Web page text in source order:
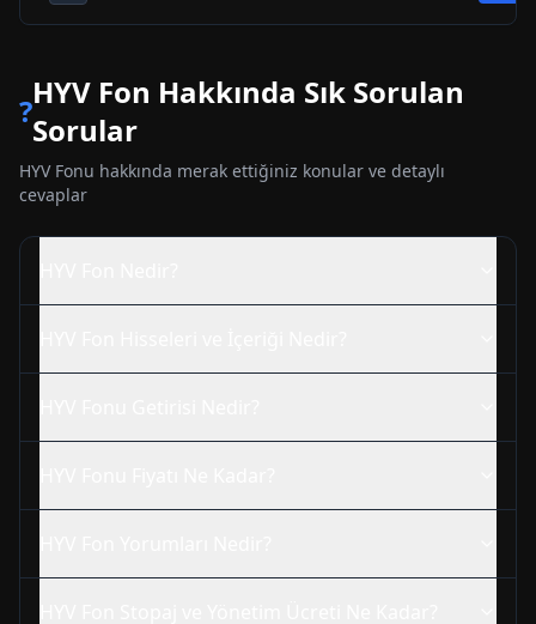
?HYV Fon Hakkında Sık Sorulan
Sorular
HYVFonu hakkında merak ettiğiniz konular ve detaylı
cevaplar